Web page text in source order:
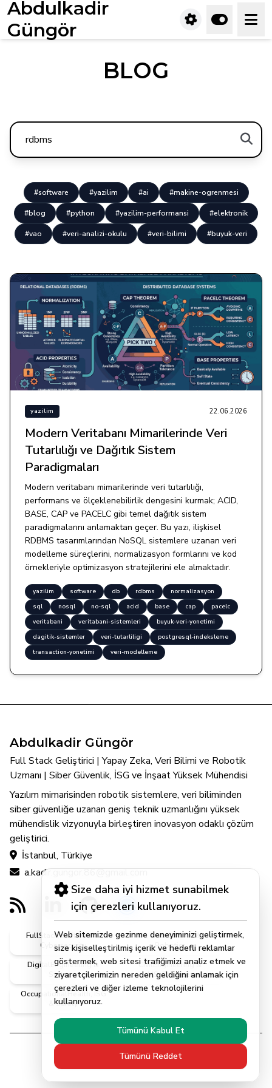
Abdulkadir
Güngör
Size daha iyi hizmet sunabilmek
için çerezleri kullanıyoruz.
Web sitemizde gezinme deneyiminizi geliştirmek,
size kişiselleştirilmiş içerik ve hedefli reklamlar
göstermek, web sitesi trafiğimizi analiz etmek ve
ziyaretçilerimizin nereden geldiğini anlamak için
çerezleri ve diğer izleme teknolojilerini
kullanıyoruz.
Tümünü Kabul Et
Tümünü Reddet
BLOG
#software #yazilim #ai #makine-ogrenmesi
#blog #python #yazilim-performansi #elektronik
#vao #veri-analizi-okulu #veri-bilimi #buyuk-veri
yazilim 22.06.2026
Modern Veritabanı Mimarilerinde Veri
Tutarlılığı ve Dağıtık Sistem
Paradigmaları
Modern veritabanı mimarilerinde veri tutarlılığı,
performans ve ölçeklenebilirlik dengesini kurmak; ACID,
BASE, CAP ve PACELC gibi temel dağıtık sistem
paradigmalarını anlamaktan geçer. Bu yazı, ilişkisel
RDBMS tasarımlarından NoSQL sistemlere uzanan veri
modelleme süreçlerini, normalizasyon formlarını ve kod
örnekleriyle optimizasyon stratejilerini ele almaktadır.
yazilim software db rdbms
normalizasyon
sql
nosql no-sql acid base cap
pacelc
veritabani
veritabani-sistemleri
buyuk-veri-yonetimi
dagitik-sistemler
veri-tutarliligi
postgresql-indeksleme
transaction-yonetimi
veri-modelleme
Abdulkadir Güngör
Full Stack Geliştirici | Yapay Zeka, Veri Bilimi ve Robotik
Uzmanı | Siber Güvenlik, İSG ve İnşaat Yüksek Mühendisi
Yazılım mimarisinden robotik sistemlere, veri biliminden
siber güvenliğe uzanan geniş teknik uzmanlığını yüksek
mühendislik vizyonuyla birleştiren inovasyon odaklı çözüm
geliştirici.
İstanbul, Türkiye
a.kadir.gungor.86@gmail.com
FullStack, Software &
Cybersecurity
AI, DataScience &
Robotics
DigitalEngineering &
Systems
CivilEngineering &
MScEngineer
OccupationalHealth, ISG
& Safety
© 2026 | Abdulkadir Güngör